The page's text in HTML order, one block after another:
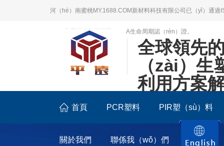
河（hé）南蜜桃MY.1688.COM新材料科技有限公司已（yǐ）通
BSCI商業社會標準認證；LCA生命周期認（rèn）證。
全球領先
（zài）生
利用方案
首頁 PCR塑料 PIR塑（sù）料
關於我們 聯係我（wǒ）們